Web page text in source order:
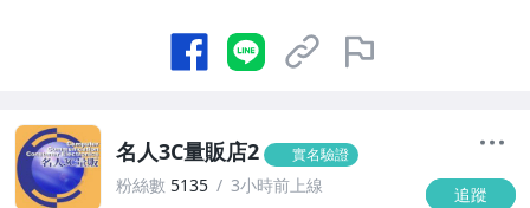
名人3C量販店2 實名驗證
粉絲數 5135 3小時前上線 追蹤